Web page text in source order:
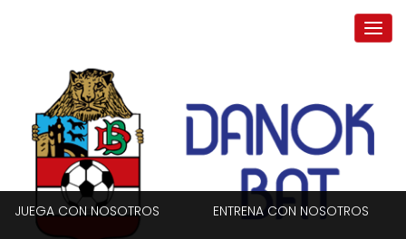
JUEGA CON NOSOTROS ENTRENA CON NOSOTROS